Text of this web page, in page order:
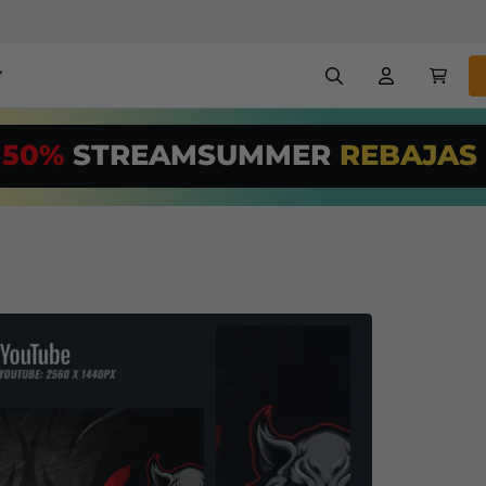
Month*
Emotes
50% STREAMSUMMER REBAJAS